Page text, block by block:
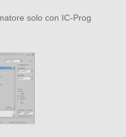
solo con IC-Prog